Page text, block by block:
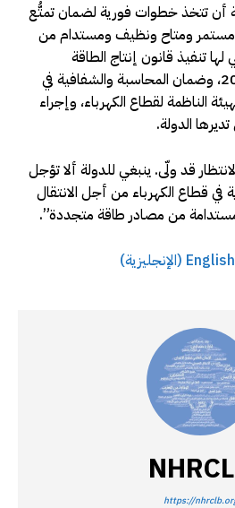
أن تتخذ خطوات فورية لضمان تمتُّع
مستمر ومتاح ونظيف ومستدام من
تنفيذ قانون إنتاج الطاقة
المتجددة الموزعة لعام 2023، وضمان المحاسبة والشفافية في
الناظمة لقطاع الكهرباء، وإجراء
الدولة.
قد ولّى. ينبغي للدولة ألا تؤجل
في قطاع الكهرباء من أجل الانتقال
من مصادر طاقة متجددة”.
English
(الإنجليزية)
https://